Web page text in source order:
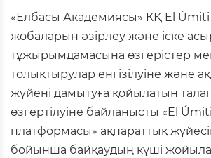
«Елбасы Академиясы» КҚ El
жобаларын әзірлеу және іске
тұжырымдамасына өзгерістер
толықтырулар енгізілуіне және
жүйені дамытуға қойылатын
өзгертілуіне байланысты «El
платформасы» ақпараттық
бойынша байқаудың күші